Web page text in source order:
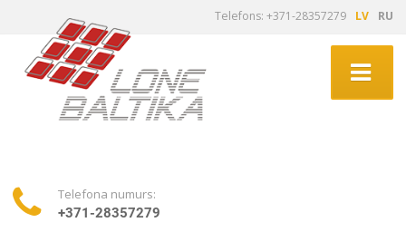
Telefons: +371-28357279 LV RU
Telefona numurs:
+371-28357279